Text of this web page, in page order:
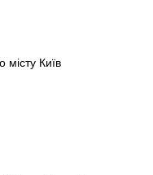
місту Київ